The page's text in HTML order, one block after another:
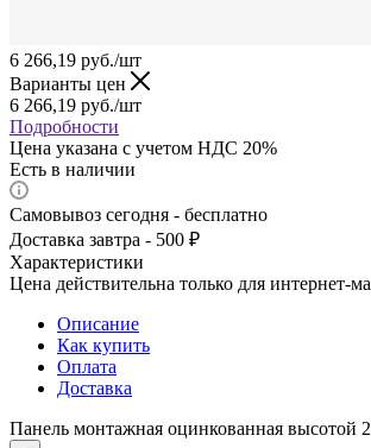
6 266,19 руб./шт
Варианты цен
6 266,19 руб./шт
Подробности
Цена указана с учетом НДС 20%
Есть в наличии
Самовывоз сегодня - бесплатно
Доставка завтра - 500 ₽
Характеристики
Цена действительна только для интернет-
Описание
Как купить
Оплата
Доставка
Панель монтажная оцинкованная высотой